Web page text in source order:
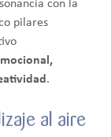
con la
pilares
.
al aire